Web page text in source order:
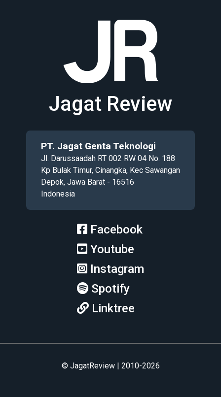
Jagat Review
PT. Jagat Genta Teknologi
Jl. Darussaadah RT 002 RW 04 No. 188
Kp Bulak Timur, Cinangka, Kec Sawangan
Depok, Jawa Barat - 16516
Indonesia
Facebook
Youtube
Instagram
Spotify
Linktree
© JagatReview | 2010-2026